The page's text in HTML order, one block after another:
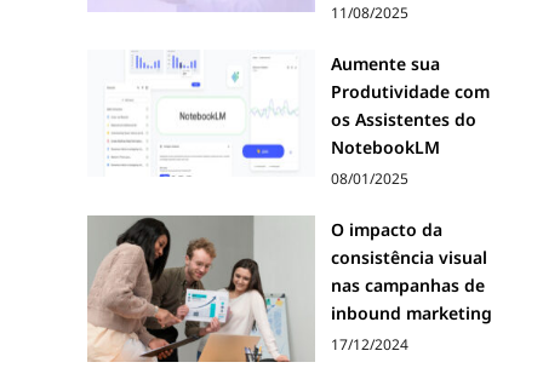
11/08/2025
Aumente sua
Produtividade com
os Assistentes do
NotebookLM
08/01/2025
O impacto da
consistência visual
nas campanhas de
inbound marketing
17/12/2024